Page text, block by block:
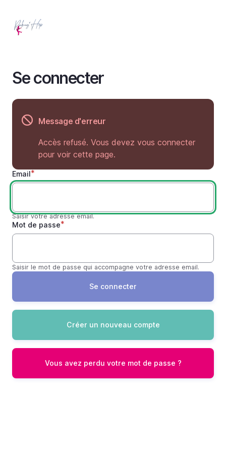
contenu
Se connecter
Message d'erreur
Accès refusé. Vous devez vous connecter
pour voir cette page.
Email
Saisir votre adresse email.
Mot de passe
Saisir le mot de passe qui accompagne votre adresse email.
Créer un nouveau compte
Vous avez perdu votre mot de passe ?